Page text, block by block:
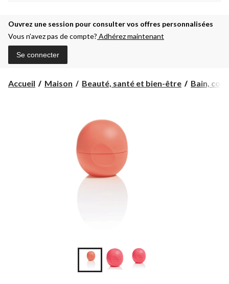
Ouvrez une session pour consulter vos offres personnalisées
Vous n’avez pas de compte? Adhérez maintenant
Se connecter
Accueil Maison Beauté, santé et bien-être Bain,